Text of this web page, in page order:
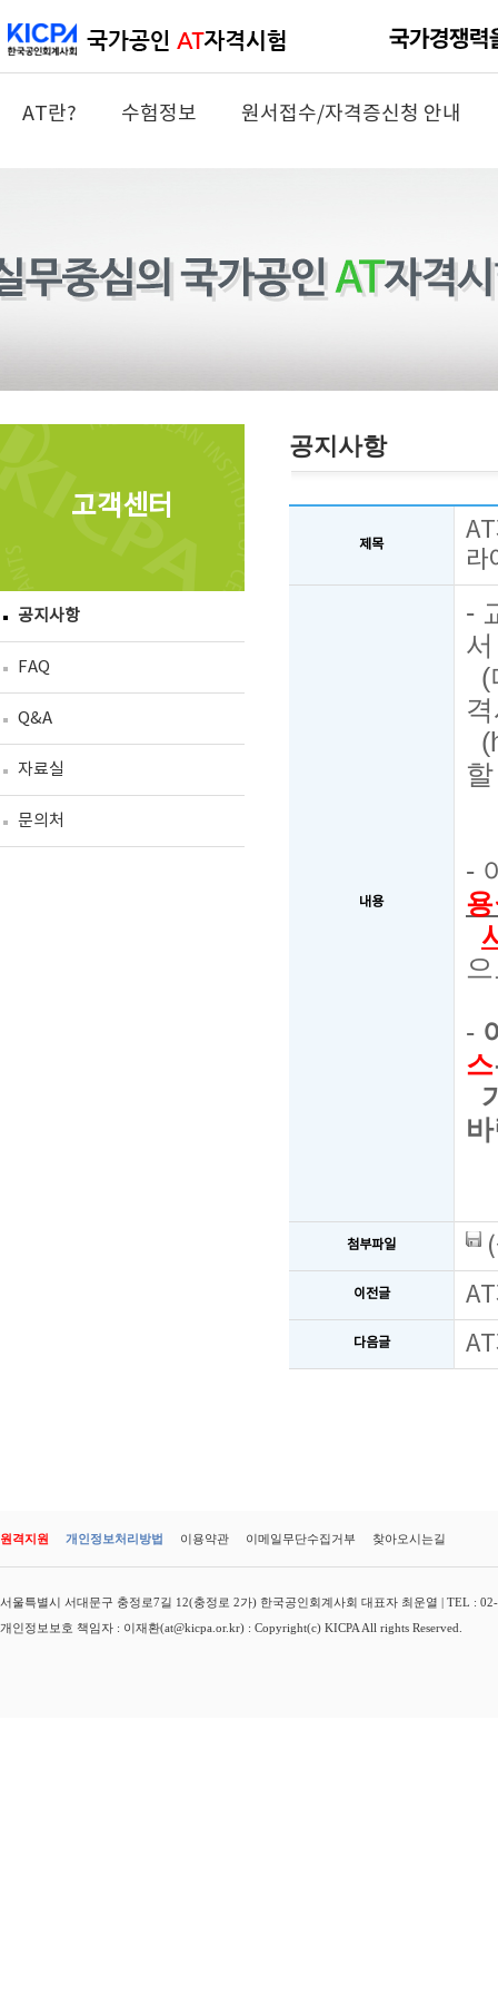
AT란? 수험정보 원서접수/자격증신청 안내
고객센터
공지사항
FAQ
Q&A
자료실
문의처
공지사항
제목
라
내용
-
(
(
-
-
스
첨부파일
이전글
다음글
원격지원 개인정보처리방법 이용약관 이메일무단수집거부 찾아오시는길
서울특별시 서대문구 충정로7길 12(충정로 2가) 한국공인회계사회 대표자 최운열 | TEL :
개인정보보호 책임자 : 이재환(at@kicpa.or.kr) : Copyright(c) KICPA All rights Reserved.